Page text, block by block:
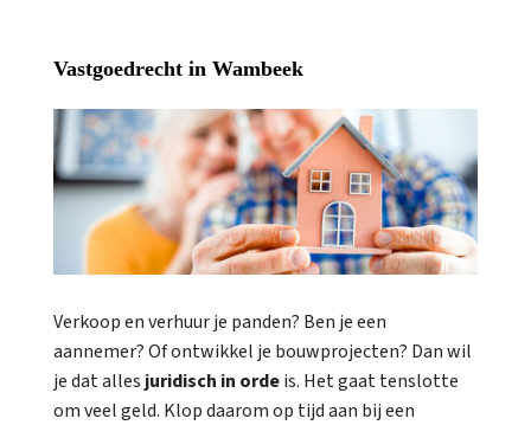
Vastgoedrecht in Wambeek
Verkoop en verhuur je panden? Ben je een
aannemer? Of ontwikkel je bouwprojecten? Dan wil
je dat alles juridisch in ordeis. Het gaat tenslotte
om veel geld. Klop daarom op tijd aan bij een